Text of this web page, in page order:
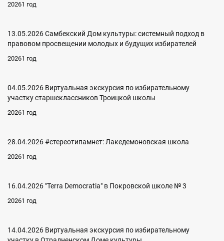
20261 год
13.05.2026 Самбекский Дом культуры: системный подход в
правовом просвещении молодых и будущих избирателей
20261 год
04.05.2026 Виртуальная экскурсия по избирательному
участку старшеклассников Троицкой школы
20261 год
28.04.2026 #стереотипамнет: Лакедемоновская школа
20261 год
16.04.2026 "Terra Democratia" в Покровской школе № 3
20261 год
14.04.2026 Виртуальная экскурсия по избирательному